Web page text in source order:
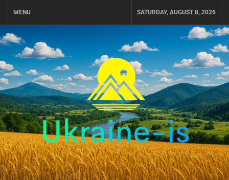
MENU SATURDAY, AUGUST 8, 2026
UKRAINE-IS
ПУТЕШЕСТВИЕ ПО УКРАИНЕ